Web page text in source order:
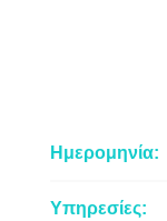
Ημερομηνία:
Υπηρεσίες: